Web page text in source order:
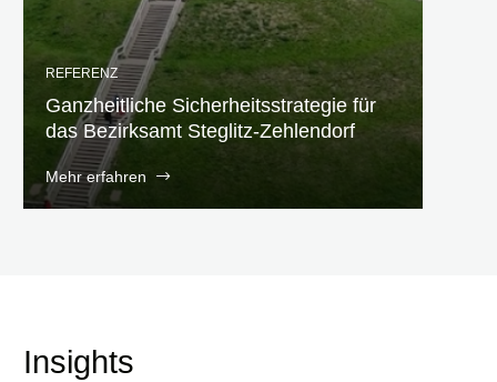
REFERENZ
Ganzheitliche Sicherheitsstrategie für
das Bezirksamt Steglitz-Zehlendorf
Mehr erfahren
Insights